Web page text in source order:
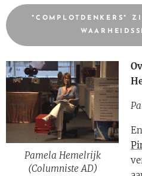
"COMPLOTDENKERS"
Pamela Hemelrijk
(Columniste AD)